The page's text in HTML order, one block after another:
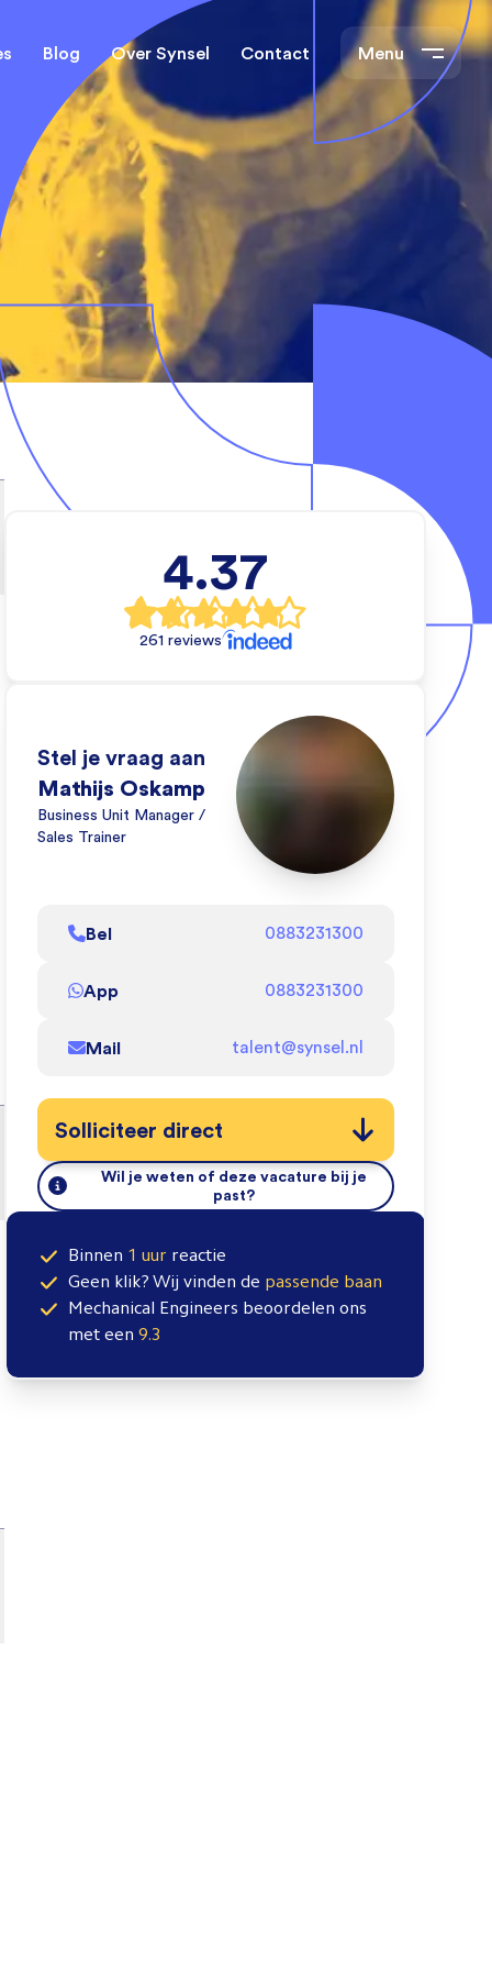
Engineers
Technische
Mechanical Engineers
Monteurs Technische
Dienst
Blog Over Synsel Contact Menu
4.37
261 reviews
Stel je vraag aan
Mathijs Oskamp
Business Unit Manager /
Sales Trainer
Bel 0883231300
App 0883231300
Mail talent@synsel.nl
Solliciteer direct
Wil je weten of deze vacature bij je
past?
Binnen 1 uur reactie
Geen klik? Wij vinden de passende baan
Mechanical Engineers beoordelen ons
met een 9.3